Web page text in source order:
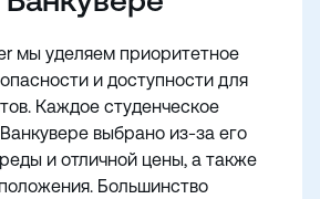
мы уделяем приоритетное
и доступности для
Каждое студенческое
выбрано из-за его
и отличной цены, а также
Большинство